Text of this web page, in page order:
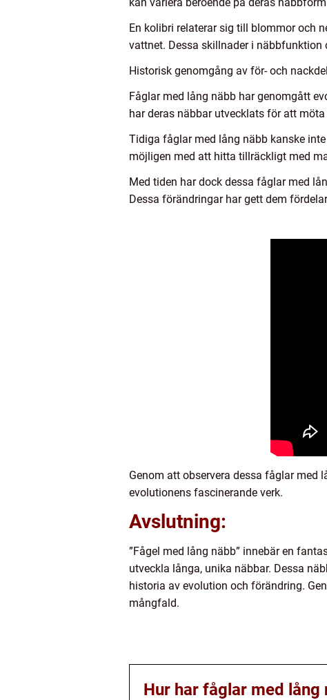
En kolibri relaterar sig till blommor och
vattnet. Dessa skillnader i
Historisk genomgång av för- och
Fåglar med lång näbb har genomgått
har deras näbbar utvecklats för att
Tidiga fåglar med lång näbb kanske
möjligen med att hitta tillräckligt med
Med tiden har dock dessa fåglar med
Dessa förändringar har gett dem
Genom att observera dessa fåglar med
evolutionens fascinerande verk.
Avslutning:
”Fågel med lång näbb” innebär en
utveckla långa, unika näbbar. Dessa
historia av evolution och förändring.
mångfald.
Hur har fåglar med